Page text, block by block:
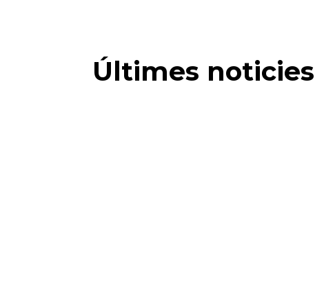
Últimes noticies